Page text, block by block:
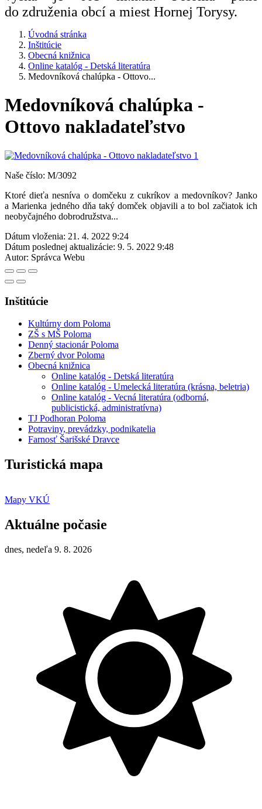
do združenia obcí a miest Hornej Torysy.
Úvodná stránka
Inštitúcie
Obecná knižnica
Online katalóg - Detská literatúra
Medovníková chalúpka - Ottovo...
Medovníková chalúpka -
Ottovo nakladateľstvo
Naše číslo: M/3092
Ktoré dieťa nesníva o domčeku z cukríkov a medovníkov? Janko
a Marienka jedného dňa taký domček objavili a to bol začiatok ich
neobyčajného dobrodružstva...
Dátum vloženia: 21. 4. 2022 9:24
Dátum poslednej aktualizácie: 9. 5. 2022 9:48
Autor: Správca Webu
Inštitúcie
Kultúrny dom Poloma
ZŠ s MŠ Poloma
Denný stacionár Poloma
Zberný dvor Poloma
Obecná knižnica
Online katalóg - Detská literatúra
Online katalóg - Umelecká literatúra (krásna, beletria)
Online katalóg - Vecná literatúra (odborná,
publicistická, administratívna)
TJ Podhoran Poloma
Potraviny, prevádzky, podnikatelia
Farnosť Šarišské Dravce
Turistická mapa
Mapy VKÚ
Aktuálne počasie
dnes, nedeľa 9. 8. 2026